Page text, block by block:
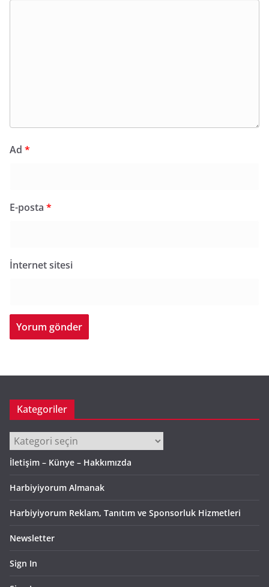
Ad *
E-posta *
İnternet sitesi
Kategoriler
Kategoriler
İletişim – Künye – Hakkımızda
Harbiyiyorum Almanak
Harbiyiyorum Reklam, Tanıtım ve Sponsorluk Hizmetleri
Newsletter
Sign In